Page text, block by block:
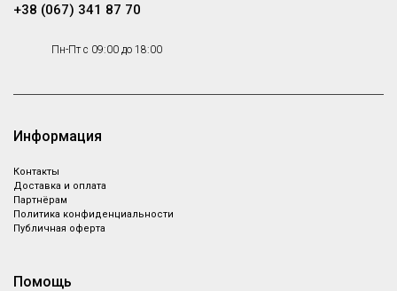
Smeg PHOOS01
+38 (067) 341 87 70
Пн-Пт с 09:00 до 18:00
Информация
Контакты
Доставка и оплата
Партнёрам
Политика конфиденциальности
Публичная оферта
Помощь